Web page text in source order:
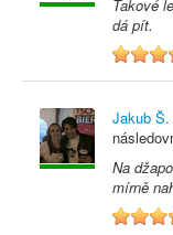
Takové
dá pít.
Jakub Š.
Na
mírně